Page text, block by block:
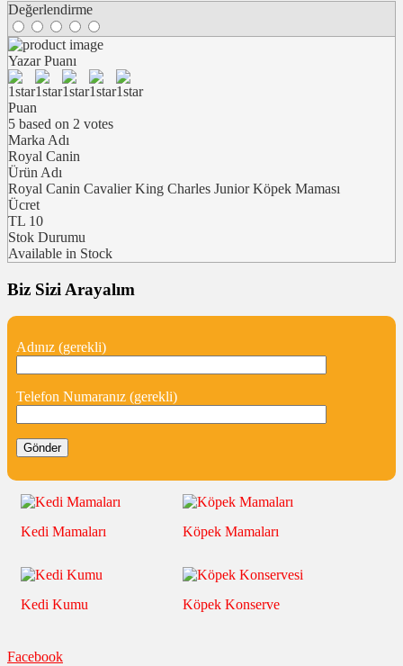
Değerlendirme
Yazar Puanı
Puan
5 based on 2 votes
Marka Adı
Royal Canin
Ürün Adı
Royal Canin Cavalier King Charles Junior Köpek Maması
Ücret
TL 10
Stok Durumu
Available in Stock
Biz Sizi Arayalım
Adınız (gerekli)
Telefon Numaranız (gerekli)
Kedi Mamaları Köpek Mamaları
Kedi Kumu Köpek Konserve
Facebook